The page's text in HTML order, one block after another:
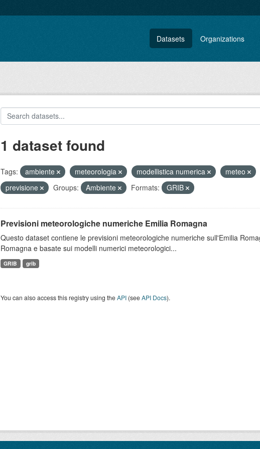
Datasets Organizations
1 dataset found
Tags: ambiente meteorologia modellistica numerica
meteo
previsione
Groups: Ambiente Formats: GRIB
Previsioni meteorologiche numeriche Emilia Romagna
Questo dataset contiene le previsioni meteorologiche numeriche sull'Emilia
Romagna e basate sui modelli numerici meteorologici...
GRIB grib
You can also access this registry using theAPI(seeAPI Docs).